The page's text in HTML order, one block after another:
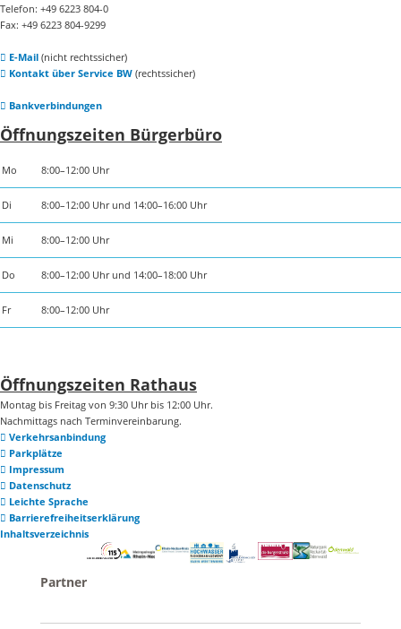
Telefon: +49 6223 804-0
Fax: +49 6223 804-9299
E-Mail(nicht rechtssicher)
Kontakt über Service BW(rechtssicher)
Bankverbindungen
Öffnungszeiten Bürgerbüro
Mo 8:00–12:00 Uhr
Di 8:00–12:00 Uhr und 14:00–16:00 Uhr
Mi 8:00–12:00 Uhr
Do 8:00–12:00 Uhr und 14:00–18:00 Uhr
Fr 8:00–12:00 Uhr
Öffnungszeiten Rathaus
Montag bis Freitag von 9:30 Uhr bis 12:00 Uhr.
Nachmittags nach Terminvereinbarung.
Verkehrsanbindung
Parkplätze
Impressum
Datenschutz
Leichte Sprache
Barrierefreiheitserklärung
Inhaltsverzeichnis